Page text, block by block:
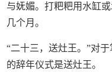
与妩媚。打粑粑用水缸
几个月。
“二十三，送灶王。”对
的辞年仪式是送灶王。